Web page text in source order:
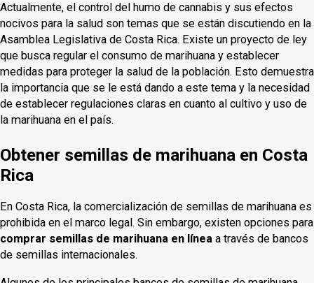
Actualmente, el control del humo de cannabis y sus efectos
nocivos para la salud son temas que se están discutiendo en la
Asamblea Legislativa de Costa Rica. Existe un proyecto de ley
que busca regular el consumo de marihuana y establecer
medidas para proteger la salud de la población. Esto demuestra
la importancia que se le está dando a este tema y la necesidad
de establecer regulaciones claras en cuanto al cultivo y uso de
la marihuana en el país.
Obtener semillas de marihuana en Costa
Rica
En Costa Rica, la comercialización de semillas de marihuana es
prohibida en el marco legal. Sin embargo, existen opciones para
comprar semillas de marihuana en línea a través de bancos
de semillas internacionales.